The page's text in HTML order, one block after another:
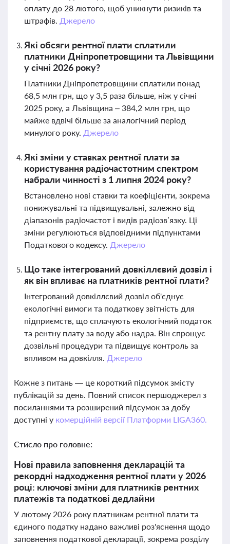
оплату до 28 лютого, щоб уникнути ризиків та
штрафів. Джерело
Які обсяги рентної плати сплатили
платники Дніпропетровщини та Львівщини
у січні 2026 року?
Платники Дніпропетровщини сплатили понад
68,5 млн грн, що у 3,5 раза більше, ніж у січні
2025 року, а Львівщина – 384,2 млн грн, що
майже вдвічі більше за аналогічний період
минулого року. Джерело
Які зміни у ставках рентної плати за
користування радіочастотним спектром
набрали чинності з 1 липня 2024 року?
Встановлено нові ставки та коефіцієнти, зокрема
понижувальні та підвищувальні, залежно від
діапазонів радіочастот і видів радіозв’язку. Ці
зміни регулюються відповідними підпунктами
Податкового кодексу. Джерело
Що таке інтегрований довкіллєвий дозвіл і
як він впливає на платників рентної плати?
Інтегрований довкіллєвий дозвіл об'єднує
екологічні вимоги та податкову звітність для
підприємств, що сплачують екологічний податок
та рентну плату за воду або надра. Він спрощує
дозвільні процедури та підвищує контроль за
впливом на довкілля. Джерело
Кожне з питань — це короткий підсумок змісту
публікацій за день. Повний список першоджерел з
посиланнями та розширений підсумок за добу
доступні у комерційній версії Платформи LIGA360.
Стисло про головне:
Нові правила заповнення декларацій та
рекордні надходження рентної плати у 2026
році: ключові зміни для платників рентних
платежів та податкові дедлайни
У лютому 2026 року платникам рентної плати та
єдиного податку надано важливі роз'яснення щодо
заповнення податкової декларації, зокрема розділу